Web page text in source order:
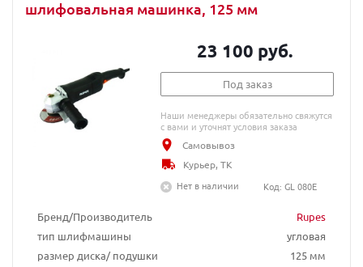
шлифовальная машинка, 125 мм
Бренд/Производитель
Rupes
тип шлифмашины
угловая
размер диска/ подушки
125 мм
23 100 руб.
Под заказ
Наши менеджеры обязательно свяжутся
с вами и уточнят условия заказа
Самовывоз
Курьер, ТК
Нет в наличии
Код: GL 080E